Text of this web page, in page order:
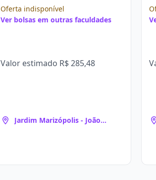
Oferta indisponível
Ver bolsas em outras faculdades
Valor estimado R$ 285,48
Jardim Marizópolis - João